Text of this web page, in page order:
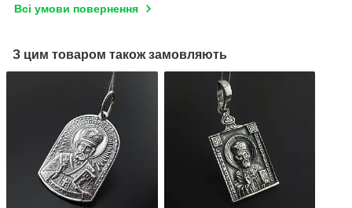
Всі умови повернення
З цим товаром також замовляють